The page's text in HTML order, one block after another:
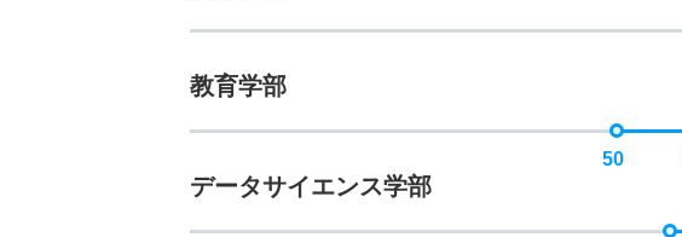
教育学部
50
データサイエンス学部